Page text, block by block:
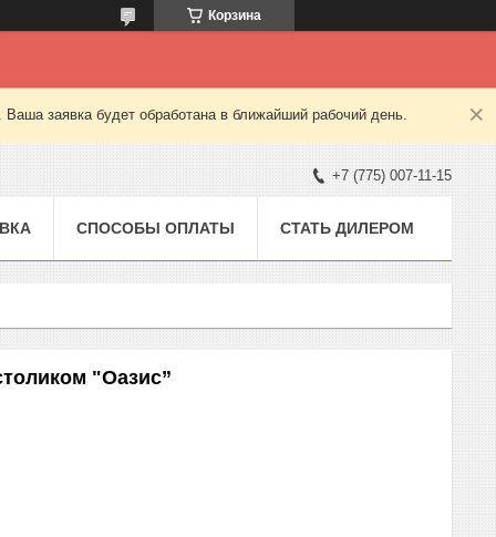
Корзина
заявка будет обработана в ближайший рабочий день.
+7 (775) 007-11-15
СПОСОБЫ ОПЛАТЫ СТАТЬ ДИЛЕРОМ
"Оазис”